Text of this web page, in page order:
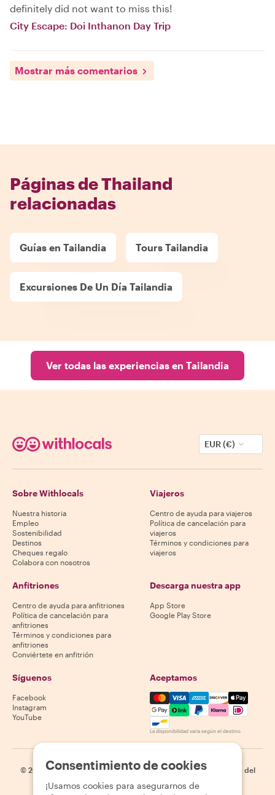
definitely did not want to miss this!
City Escape: Doi Inthanon Day Trip
Mostrar más comentarios
Páginas de Thailand
relacionadas
Guías en Tailandia Tours Tailandia
Excursiones De Un Día Tailandia
Ver todas las experiencias en Tailandia
EUR (€)
Sobre Withlocals
Nuestra historia
Empleo
Sostenibilidad
Destinos
Cheques regalo
Colabora con nosotros
Viajeros
Centro de ayuda para viajeros
Política de cancelación para
viajeros
Términos y condiciones para
viajeros
Anfitriones
Centro de ayuda para anfitriones
Política de cancelación para
anfitriones
Términos y condiciones para
anfitriones
Conviértete en anfitrión
Descarga nuestra app
App Store
Google Play Store
Síguenos
Facebook
Instagram
YouTube
Aceptamos
Mastercard, Visa, Amex,
La disponibilidad varía según el destino
© 2026 Withlocals.com | Política de privacidad | Cookies
Mapa del
Consentimiento de cookies
¡Usamos cookies para asegurarnos de